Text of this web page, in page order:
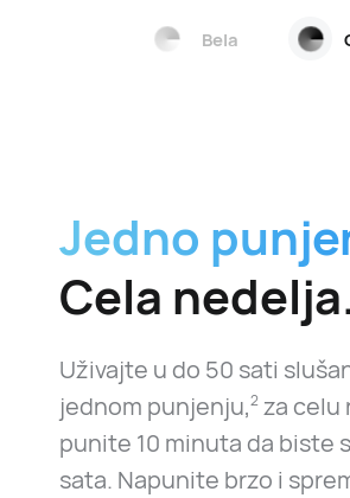
Bela
Jedno
Cela
Uživajte u do 50 sati
jednom punjenju,2za celu
punite 10 minuta da biste
sata. Napunite brzo i